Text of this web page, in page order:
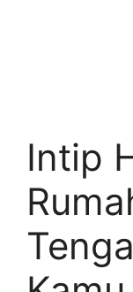
Intip